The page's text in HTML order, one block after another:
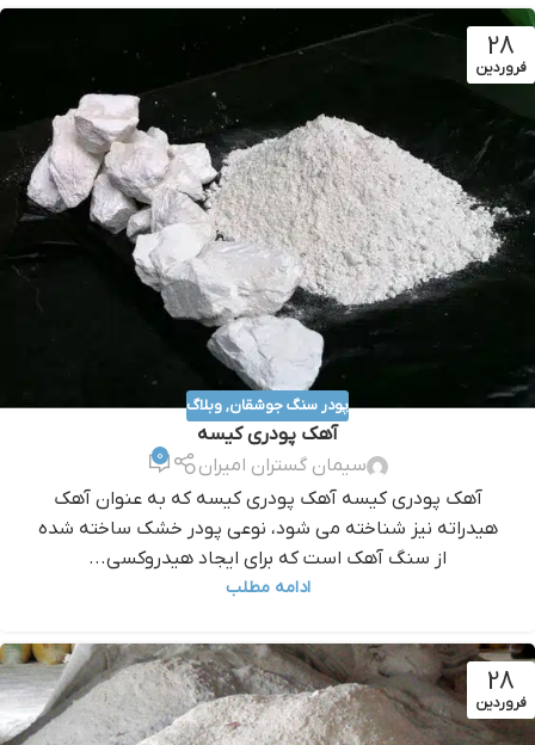
28
فروردین
پودر سنگ جوشقان,وبلاگ
آهک پودری کیسه
سیمان گستران امیران
0
آهک پودری کیسه آهک پودری کیسه که به عنوان آهک
هیدراته نیز شناخته می شود، نوعی پودر خشک ساخته شده
از سنگ آهک است که برای ایجاد هیدروکسی...
ادامه مطلب
28
فروردین